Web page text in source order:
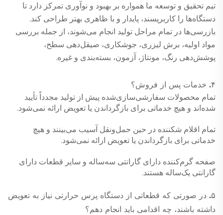
تیم تحقیق و توسعه ما همواره بر بهبود و نوآوری تمرکز دارد تا
دستگاه‌ها را کاربرپسند، پایدار و با ظاهری بهتر طراحی کند.
بازرسی‌ها در تمام مراحل تولید انجام می‌شوند، از جمله بررسی
مواد اولیه، برش لیزری، جوشکاری، صیقل‌دهی سطح،
پوشش‌دهی رنگ، مونتاژ، آزمون، بسته‌بندی و غیره.
۴. خدمات پس از فروش؟
تمام محصولات سفارشی‌سازی‌شده پیش از تولید مجدداً تأیید
شده‌اند و هیچ خدماتی برای بازگرداندن یا تعویض ارائه نمی‌شود.
تمام اقلام شکننده در حین حمل‌ونقل آسیب می‌بینند و هیچ
خدماتی برای بازگرداندن یا تعویض ارائه نمی‌شود.
صفحه گرم‌کننده دارای گارانتی سه‌ساله و سایر قطعات دارای
گارانتی یک‌ساله هستند.
۵. در صورتی که قطعاتی از دستگاه پرس حرارتی نیاز به تعویض
داشته باشند، چه اقدامی باید انجام دهم؟